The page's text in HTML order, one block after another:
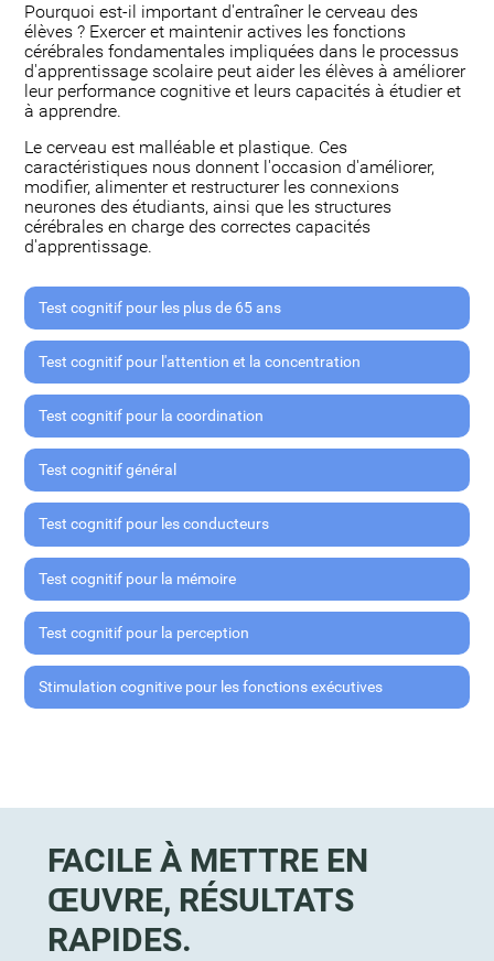
Pourquoi est-il important d'entraîner le cerveau des
élèves ? Exercer et maintenir actives les fonctions
cérébrales fondamentales impliquées dans le processus
d'apprentissage scolaire peut aider les élèves à améliorer
leur performance cognitive et leurs capacités à étudier et
à apprendre.
Le cerveau est malléable et plastique. Ces
caractéristiques nous donnent l'occasion d'améliorer,
modifier, alimenter et restructurer les connexions
neurones des étudiants, ainsi que les structures
cérébrales en charge des correctes capacités
d'apprentissage.
Test cognitif pour les plus de 65 ans
Test cognitif pour l'attention et la concentration
Test cognitif pour la coordination
Test cognitif général
Test cognitif pour les conducteurs
Test cognitif pour la mémoire
Test cognitif pour la perception
Stimulation cognitive pour les fonctions exécutives
FACILE À METTRE EN
ŒUVRE, RÉSULTATS
RAPIDES.